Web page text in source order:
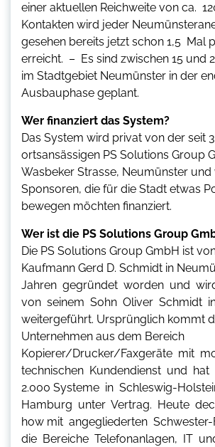
einer aktuellen Reichweite von ca.
Kontakten wird jeder
gesehen bereits jetzt schon 1,5 Mal
erreicht. – Es sind zwischen 15 und
im Stadtgebiet Neumünster in der
Ausbauphase geplant.
Wer finanziert das System?
Das System wird privat von der seit
ortsansässigen PS Solutions Group
Wasbeker Strasse, Neumünster und
Sponsoren, die für die Stadt etwas
bewegen möchten finanziert.
Wer ist die PS Solutions Group
Die PS Solutions Group GmbH ist
Kaufmann Gerd D. Schmidt in
Jahren gegründet worden und
von seinem Sohn Oliver Schmidt
weitergeführt. Ursprünglich kommt
Unternehmen aus dem Bereich
Kopierer/Drucker/Faxgeräte mit
technischen Kundendienst und hat
2.000 Systeme in Schleswig-
Hamburg unter Vertrag. Heute
how mit angegliederten
die Bereiche Telefonanlagen, IT